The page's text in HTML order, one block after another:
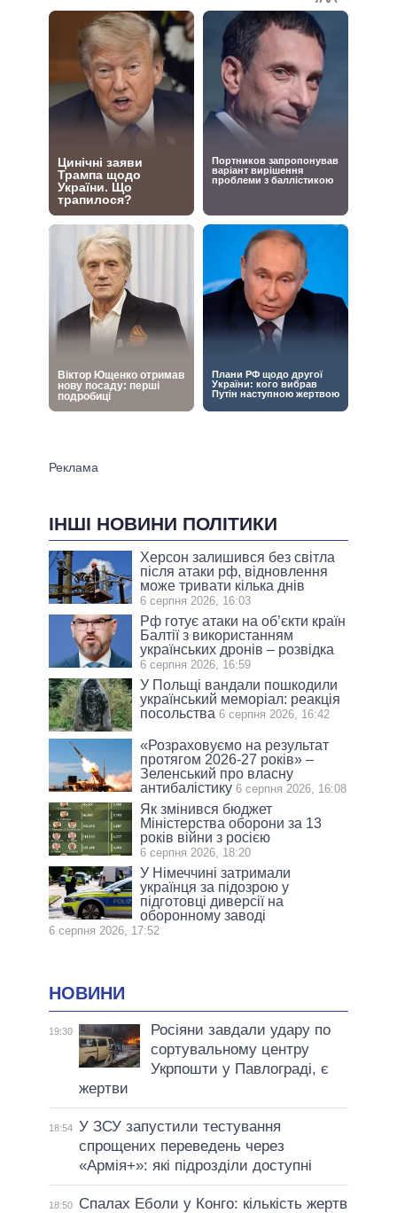
ІНШІ НОВИНИ ПОЛІТИКИ
Херсон залишився без світла
після атаки рф, відновлення
може тривати кілька днів
6 серпня 2026, 16:03
Рф готує атаки на об’єкти країн
Балтії з використанням
українських дронів – розвідка
6 серпня 2026, 16:59
У Польщі вандали пошкодили
український меморіал: реакція
посольства 6 серпня 2026, 16:42
«Розраховуємо на результат
протягом 2026-27 років» –
Зеленський про власну
антибалістику 6 серпня 2026, 16:08
Як змінився бюджет
Міністерства оборони за 13
років війни з росією
6 серпня 2026, 18:20
У Німеччині затримали
українця за підозрою у
підготовці диверсії на
оборонному заводі
6 серпня 2026, 17:52
НОВИНИ
19:30
Росіяни завдали удару по
сортувальному центру
Укрпошти у Павлограді, є
жертви
18:54 У ЗСУ запустили тестування
спрощених переведень через
«Армія+»: які підрозділи доступні
18:50
Спалах Еболи у Конго: кількість жертв